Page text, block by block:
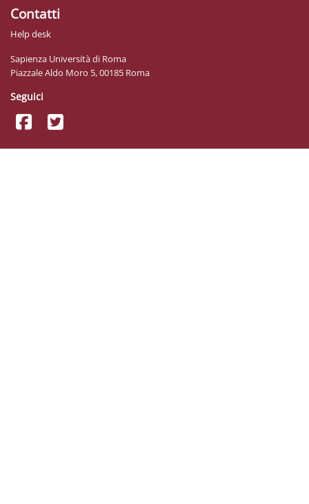
Contatti
Help desk
Sapienza Università di Roma
Piazzale Aldo Moro 5, 00185 Roma
Seguici